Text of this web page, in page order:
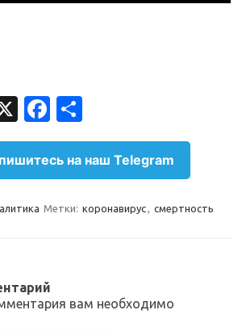
X
Fa
c
e
b
o
т
п
р
а
ь
на наш Telegram
Метки: коронавирус, смертность
вам необходимо